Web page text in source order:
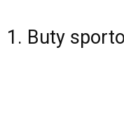
1. Buty